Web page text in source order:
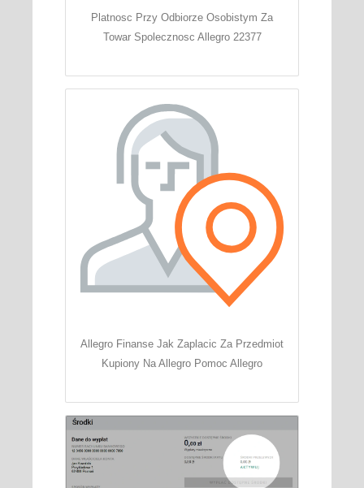
Platnosc Przy Odbiorze Osobistym Za
Towar Spolecznosc Allegro 22377
Allegro Finanse Jak Zaplacic Za Przedmiot
Kupiony Na Allegro Pomoc Allegro